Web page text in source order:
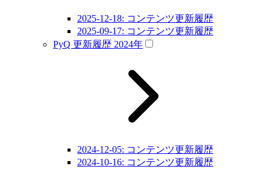
2025-12-18: コンテンツ更新履歴
2025-09-17: コンテンツ更新履歴
PyQ 更新履歴 2024年
2024-12-05: コンテンツ更新履歴
2024-10-16: コンテンツ更新履歴